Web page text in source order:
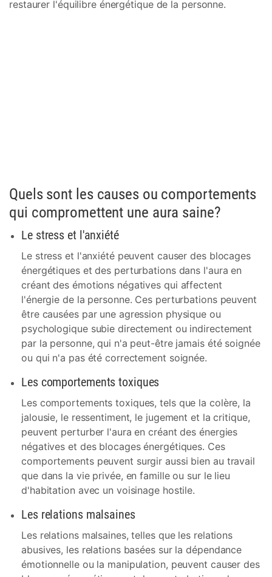
restaurer l'équilibre énergétique de la personne.
Quels sont les causes ou comportements
qui compromettent une aura saine?
Le stress et l'anxiété
Le stress et l'anxiété peuvent causer des blocages
énergétiques et des perturbations dans l'aura en
créant des émotions négatives qui affectent
l'énergie de la personne. Ces perturbations peuvent
être causées par une agression physique ou
psychologique subie directement ou indirectement
par la personne, qui n'a peut-être jamais été soignée
ou qui n'a pas été correctement soignée.
Les comportements toxiques
Les comportements toxiques, tels que la colère, la
jalousie, le ressentiment, le jugement et la critique,
peuvent perturber l'aura en créant des énergies
négatives et des blocages énergétiques. Ces
comportements peuvent surgir aussi bien au travail
que dans la vie privée, en famille ou sur le lieu
d'habitation avec un voisinage hostile.
Les relations malsaines
Les relations malsaines, telles que les relations
abusives, les relations basées sur la dépendance
émotionnelle ou la manipulation, peuvent causer des